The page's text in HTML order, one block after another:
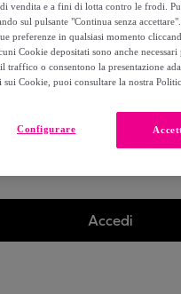
non è disponibile
Accedi
vendita e a fini di lotta contro le frodi.
sul pulsante "Continua senza
preferenze in qualsiasi momento
Cookie depositati sono anche
o consentono la presentazione
Cookie, puoi consultare la nostra
Configurare